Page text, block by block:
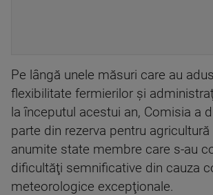
Pe lângă unele măsuri care au
flexibilitate fermierilor şi
la începutul acestui an, Comisia a
parte din rezerva pentru
anumite state membre care s-au
dificultăţi semnificative din cauza
meteorologice excepţionale.